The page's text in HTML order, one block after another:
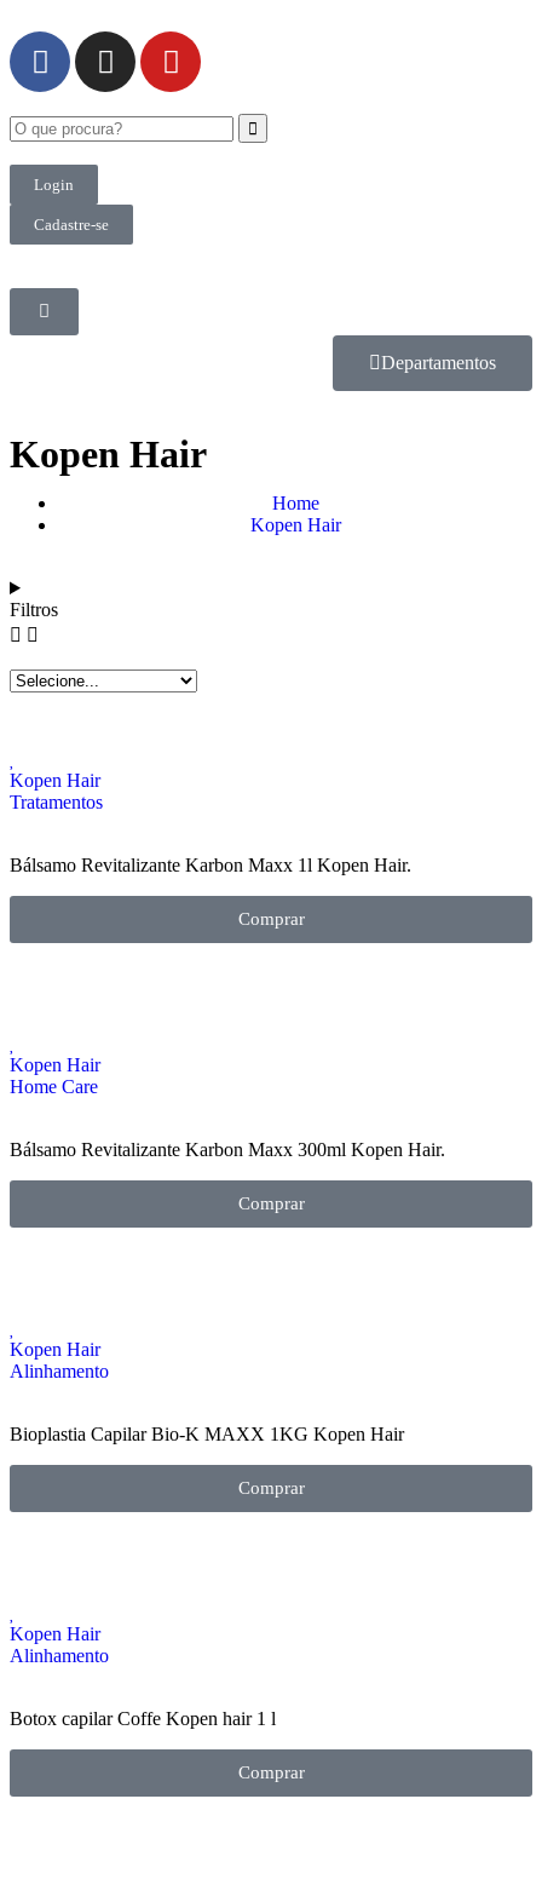
Login
Cadastre-se
Departamentos
Kopen Hair
Home
Kopen Hair
Filtros
Kopen Hair
Tratamentos
Bálsamo Revitalizante Karbon Maxx 1l Kopen Hair.
Comprar
Kopen Hair
Home Care
Bálsamo Revitalizante Karbon Maxx 300ml Kopen Hair.
Comprar
Kopen Hair
Alinhamento
Bioplastia Capilar Bio-K MAXX 1KG Kopen Hair
Comprar
Kopen Hair
Alinhamento
Botox capilar Coffe Kopen hair 1 l
Comprar